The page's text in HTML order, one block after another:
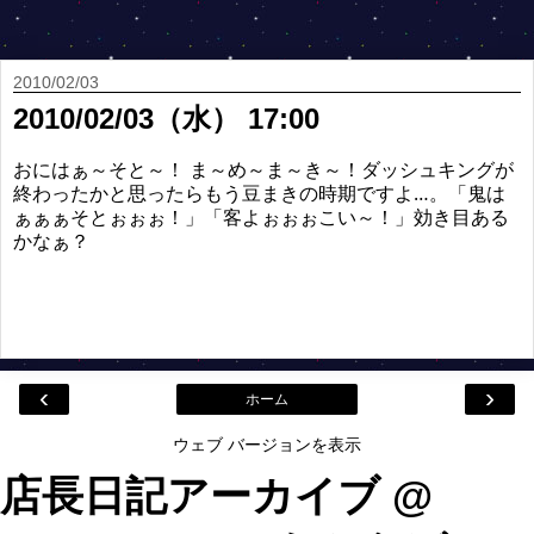
2010/02/03
2010/02/03（水） 17:00
おにはぁ～そと～！ ま～め～ま～き～！ダッシュキングが
終わったかと思ったらもう豆まきの時期ですよ…。「鬼は
ぁぁぁそとぉぉぉ！」「客よぉぉぉこい～！」効き目ある
かなぁ？
‹ ›
ホーム
ウェブ バージョンを表示
店長日記アーカイブ @